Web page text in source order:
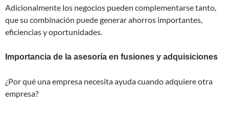
Adicionalmente los negocios pueden complementarse tanto,
que su combinación puede generar ahorros importantes,
eficiencias y oportunidades.
Importancia de la asesoría en fusiones y adquisiciones
¿Por qué una empresa necesita ayuda cuando adquiere otra
empresa?